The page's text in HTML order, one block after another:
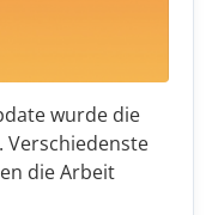
wurde die
Verschiedenste
die Arbeit